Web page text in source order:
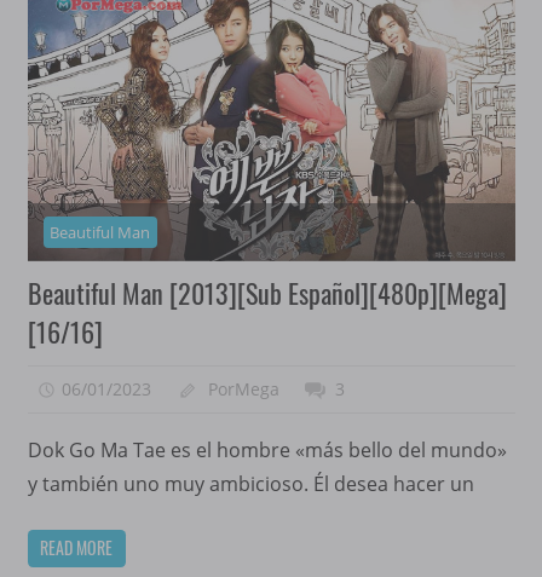
Beautiful Man
Beautiful Man [2013][Sub Español][480p][Mega]
[16/16]
06/01/2023 PorMega 3
Dok Go Ma Tae es el hombre «más bello del mundo»
y también uno muy ambicioso. Él desea hacer un
READ MORE